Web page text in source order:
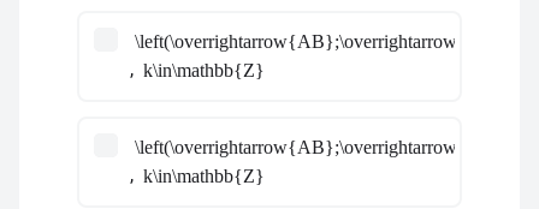
, k\in\mathbb{Z}
, k\in\mathbb{Z}